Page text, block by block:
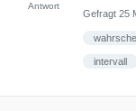
Antwort
Gefragt 25
intervall